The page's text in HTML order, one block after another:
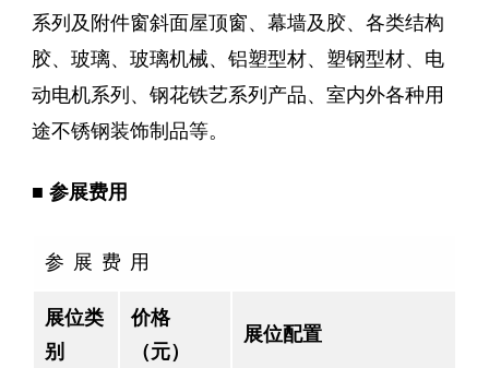
系列及附件窗斜面屋顶窗、幕墙及胶、各类结构
胶、玻璃、玻璃机械、铝塑型材、塑钢型材、电
动电机系列、钢花铁艺系列产品、室内外各种用
途不锈钢装饰制品等。
■ 参展费用
参 展 费 用
展位类
别
价格
（元）
展位配置